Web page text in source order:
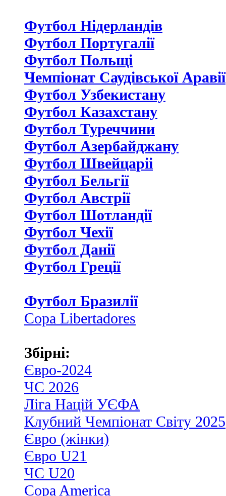
Футбол Нідерландiв
Футбол Португалії
Футбол Польщі
Чемпіонат Саудівської Аравії
Футбол Узбекистану
Футбол Казахстану
Футбол Туреччини
Футбол Азербайджану
Футбол Швейцаріі
Футбол Бельгії
Футбол Австрії
Футбол Шотландії
Футбол Чехії
Футбол Данії
Футбол Греції
Футбол Бразилії
Copa Libertadores
Збірні:
Євро-2024
ЧС 2026
Ліга Націй УЄФА
Клубний Чемпіонат Світу 2025
Євро (жінки)
Євро U21
ЧС U20
Copa America